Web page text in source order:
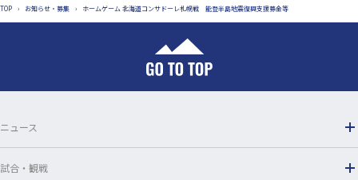
e
k
e
TOP › お知らせ・募集 › ホームゲーム 北海道コンサドーレ札幌戦 能登半島地震復興支援募金等
ニュース
試合・観戦